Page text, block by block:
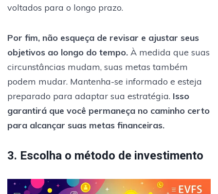
voltados para o longo prazo.
Por fim, não esqueça de revisar e ajustar seus
objetivos ao longo do tempo. À medida que suas
circunstâncias mudam, suas metas também
podem mudar. Mantenha-se informado e esteja
preparado para adaptar sua estratégia. Isso
garantirá que você permaneça no caminho certo
para alcançar suas metas financeiras.
3. Escolha o método de investimento